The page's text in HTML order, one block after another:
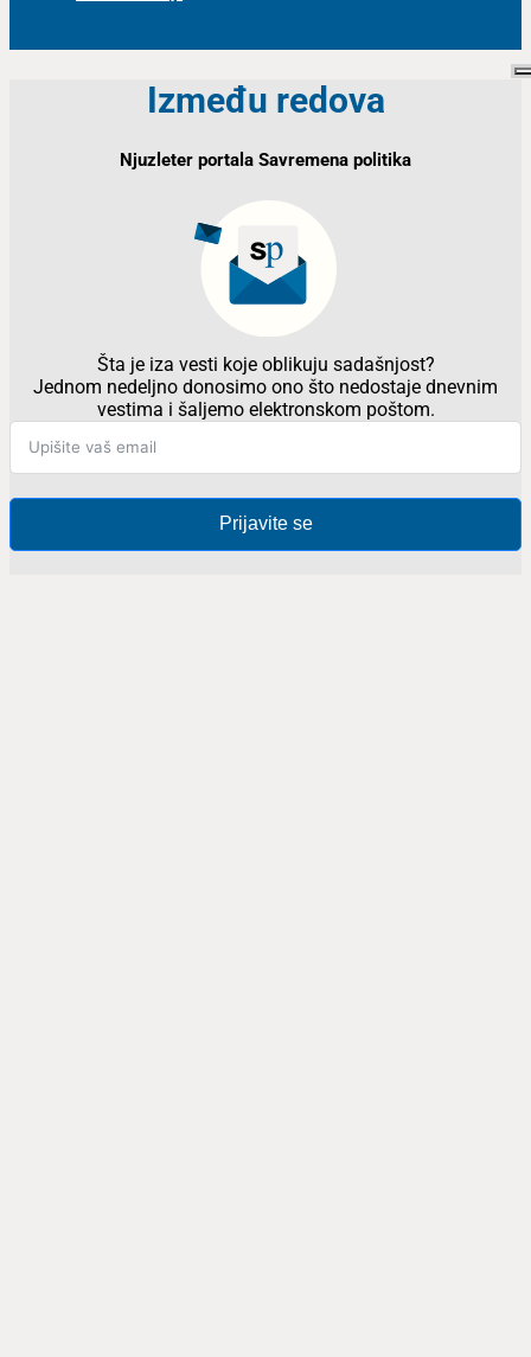
Između redova
Njuzleter portala Savremena politika
Šta je iza vesti koje oblikuju sadašnjost?
Jednom nedeljno donosimo ono što nedostaje dnevnim
vestima i šaljemo elektronskom poštom.
Prijavite se